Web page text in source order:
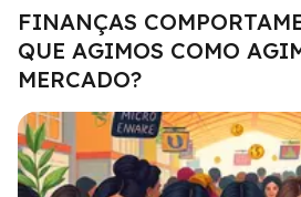
FINANÇAS
QUE AGIMOS COMO
MERCADO?